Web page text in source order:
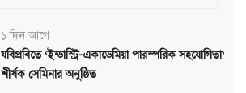
১ দিন আগে
যবিপ্রবিতে ‘ইন্ডাস্ট্রি-একাডেমিয়া পারস্পরিক সহযোগিতা’
শীর্ষক সেমিনার অনুষ্ঠিত